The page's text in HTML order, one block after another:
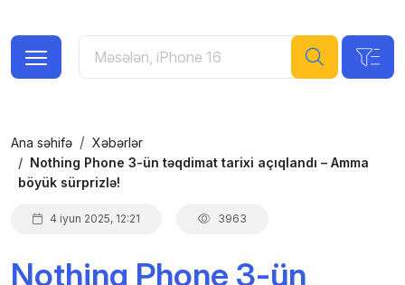
Ana səhifə
Xəbərlər
Nothing Phone 3-ün təqdimat tarixi açıqlandı – Amma
böyük sürprizlə!
4 iyun 2025, 12:21 3963
Nothing Phone 3-ün